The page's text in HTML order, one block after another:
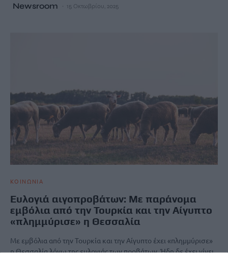
Newsroom 15 Οκτωβρίου, 2025
ΚΟΙΝΩΝΙΑ
Ευλογιά αιγοπροβάτων: Με παράνομα
εμβόλια από την Τουρκία και την Αίγυπτο
«πλημμύρισε» η Θεσσαλία
Με εμβόλια από την Τουρκία και την Αίγυπτο έχει «πλημμύρισε»